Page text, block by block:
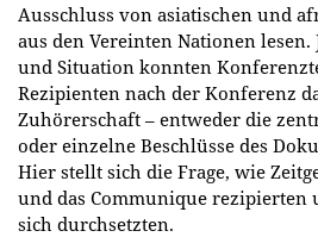
Ausschluss von asiatischen und
aus den Vereinten Nationen lesen.
und Situation konnten
Rezipienten nach der Konferenz
Zuhörerschaft – entweder die
oder einzelne Beschlüsse des
Hier stellt sich die Frage, wie
und das Communique rezipierten
sich durchsetzten.